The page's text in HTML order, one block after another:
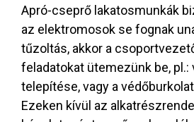
Apró-cseprő lakatosmunkák
az elektromosok se fognak
tűzoltás, akkor a
feladatokat ütemezünk be, pl.:
telepítése, vagy a
Ezeken kívül az